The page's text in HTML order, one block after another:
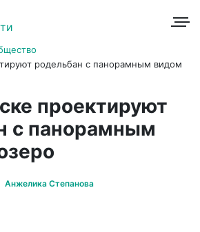
родельбан с панорамным видом
проектируют
с панорамным
Анжелика Степанова